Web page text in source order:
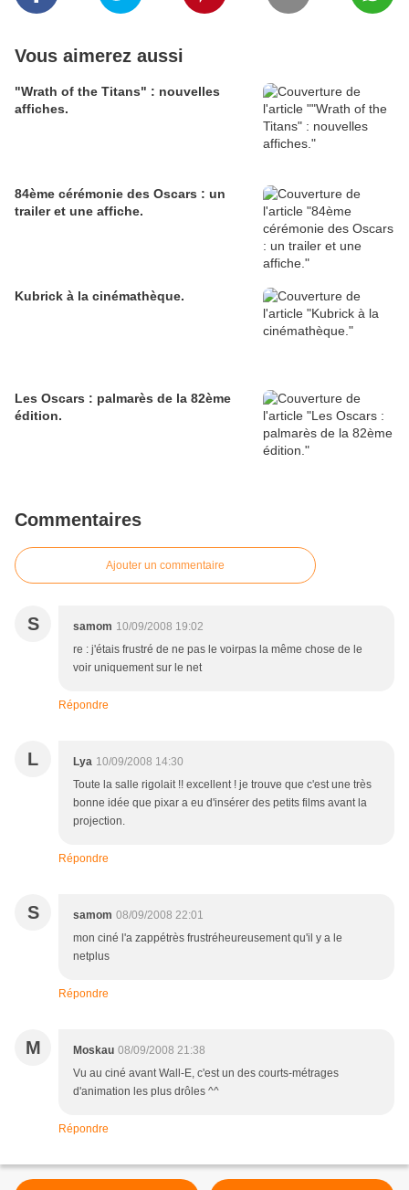
Vous aimerez aussi
"Wrath of the Titans" : nouvelles
affiches.
84ème cérémonie des Oscars : un
trailer et une affiche.
Kubrick à la cinémathèque.
Les Oscars : palmarès de la 82ème
édition.
Commentaires
Ajouter un commentaire
S samom 10/09/2008 19:02
re : j'étais frustré de ne pas le voirpas la même chose de le
voir uniquement sur le net
Répondre
L Lya 10/09/2008 14:30
Toute la salle rigolait !! excellent ! je trouve que c'est une très
bonne idée que pixar a eu d'insérer des petits films avant la
projection.
Répondre
S samom 08/09/2008 22:01
mon ciné l'a zappétrès frustréheureusement qu'il y a le
netplus
Répondre
M Moskau 08/09/2008 21:38
Vu au ciné avant Wall-E, c'est un des courts-métrages
d'animation les plus drôles ^^
Répondre